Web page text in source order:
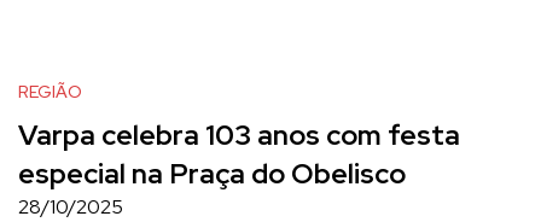
REGIÃO
Varpa celebra 103 anos com festa
especial na Praça do Obelisco
28/10/2025